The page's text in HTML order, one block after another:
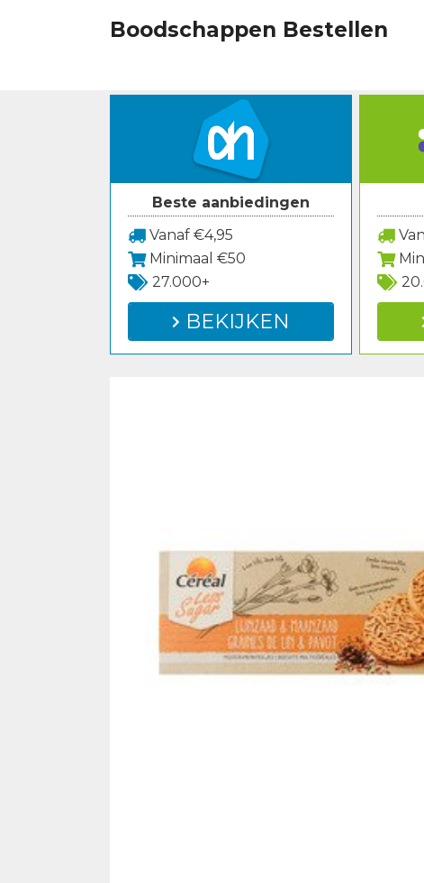
Boodschappen Bestellen
Beste aanbiedingen
Vanaf €4,95
Minimaal €50
27.000+
BEKIJKEN